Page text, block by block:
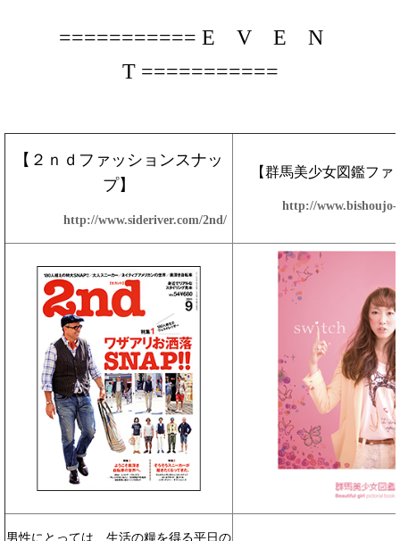
=========== E V E N
T ===========
【 ２ｎｄファッションスナッ
プ】
http://www.sideriver.com/2nd/
【群馬美少女図鑑フ
http://
男性にとっては、生活の糧を得る平日の